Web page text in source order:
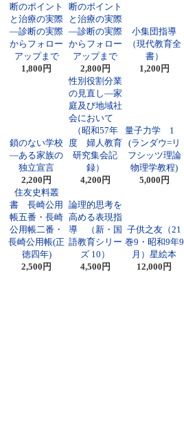
断のポイント
と治療の実際
―診断の実際
からフォロー
アップまで
1,800円
断のポイント
と治療の実際
―診断の実際
からフォロー
アップまで
2,800円
小集団指導
（現代教育全
書）
1,200円
鎖のない学校
―ある家族の
独立宣言
2,200円
性別役割分業
の見直し―家
庭及び地域社
会において
（昭和57年
度 婦人教育
研究集会記
録）
4,200円
量子力学 1
(ランダウ=リ
フシッツ理論
物理学教程)
5,000円
住友史料叢
書 長崎公用
帳五番・長崎
公用帳二番・
長崎公用帳(正
徳四年)
2,500円
論理的思考を
高める表現指
導 （新・国
語教育シリー
ズ 10）
4,500円
子供之友（21
巻9・昭和9年9
月）星絵本
12,000円